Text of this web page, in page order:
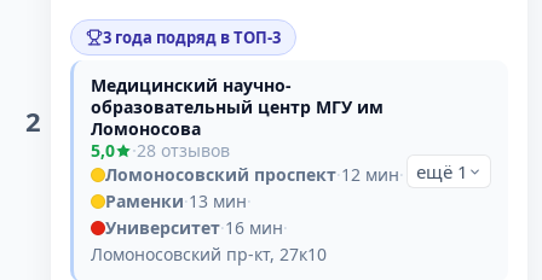
2
3 года подряд в ТОП-3
Медицинский научно-
образовательный центр МГУ им
Ломоносова
5,0
·28 отзывов
Ломоносовский проспект·12 мин·
Раменки·13 мин·
Университет·16 мин·
Ломоносовский пр-кт, 27к10
ещё 1